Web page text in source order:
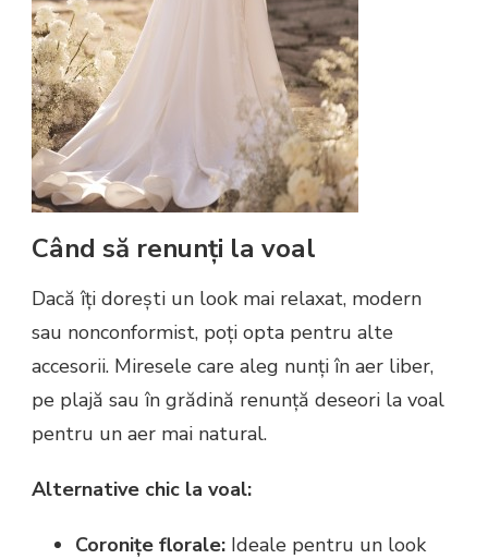
Când să renunți la voal
Dacă îți dorești un look mai relaxat, modern
sau nonconformist, poți opta pentru alte
accesorii. Miresele care aleg nunți în aer liber,
pe plajă sau în grădină renunță deseori la voal
pentru un aer mai natural.
Alternative chic la voal:
Coronițe florale: Ideale pentru un look